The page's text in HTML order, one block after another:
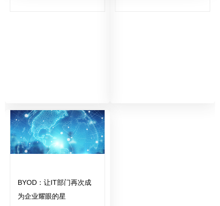
BYOD：让IT部门再次成
为企业耀眼的星